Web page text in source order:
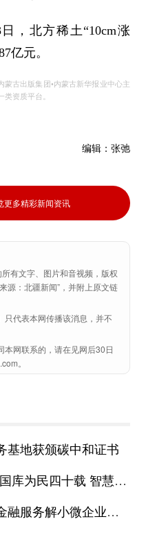
北方稀土“10cm涨
亿元。
古出版集团•内蒙古新华报业中心主
资质平台。
编辑： 张弛
更多精彩新闻资讯
有文字、图片和音视频，版权
源：北疆新闻”，并附上原文链
只代表本网传播该消息，并不
网联系的，请在见网后30日
。
基地获颁碳中和证书
智慧服务启篇章”主题宣传活动
解小微企业燃眉之急